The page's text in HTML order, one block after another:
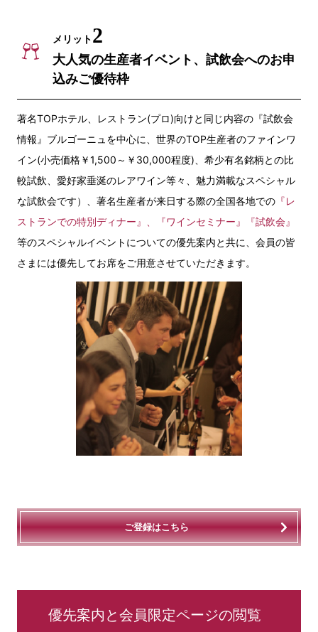
メリット2
大人気の生産者イベント、試飲会へのお申
込みご優待枠
著名TOPホテル、レストラン(プロ)向けと同じ内容の『試飲会
情報』ブルゴーニュを中心に、世界のTOP生産者のファインワ
イン(小売価格￥1,500～￥30,000程度)、希少有名銘柄との比
較試飲、愛好家垂涎のレアワイン等々、魅力満載なスペシャル
な試飲会です）、著名生産者が来日する際の全国各地での 『レ
ストランでの特別ディナー』、『ワインセミナー』『試飲会』
等のスペシャルイベントについての優先案内と共に、会員の皆
さまには優先してお席をご用意させていただきます。
ご登録はこちら
優先案内と会員限定ページの閲覧